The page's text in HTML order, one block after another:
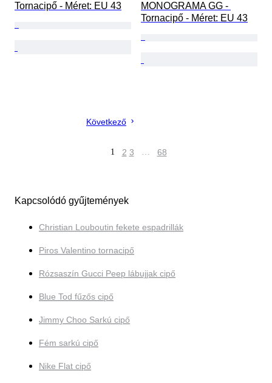
Tornacipő - Méret: EU 43
MONOGRAMA GG -
Tornacipő - Méret: EU 43
Következő
1 2 3 … 68
Kapcsolódó gyűjtemények
Christian Louboutin fekete espadrillák
Piros Valentino tornacipő
Rózsaszín Gucci Peep lábujjak cipő
Blue Tod fűzős cipő
Jimmy Choo Sarkú cipő
Fém sarkú cipő
Nike Flat cipő